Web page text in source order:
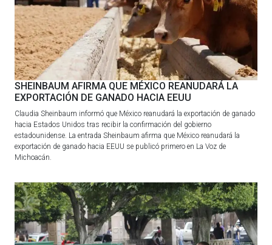
SHEINBAUM AFIRMA QUE MÉXICO REANUDARÁ LA
EXPORTACIÓN DE GANADO HACIA EEUU
Claudia Sheinbaum informó que México reanudará la exportación de ganado
hacia Estados Unidos tras recibir la confirmación del gobierno
estadounidense. La entrada Sheinbaum afirma que México reanudará la
exportación de ganado hacia EEUU se publicó primero en La Voz de
Michoacán.